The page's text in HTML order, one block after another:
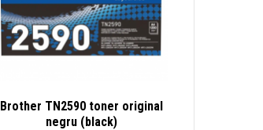
Brother TN2590 toner original
negru (black)